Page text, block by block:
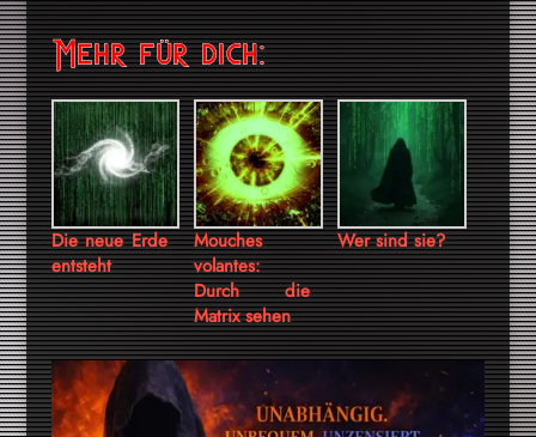
Mehr für dich:
Die neue Erde
entsteht
Mouches
volantes:
Durch die
Matrix sehen
Wer sind sie?